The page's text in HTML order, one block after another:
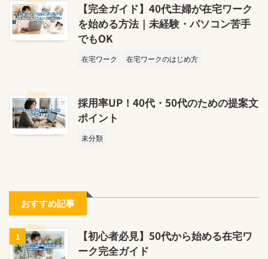
【完全ガイド】40代主婦が在宅ワーク
を始める方法｜未経験・パソコン苦手
でもOK
在宅ワーク 在宅ワークのはじめ方
採用率UP！40代・50代のための提案文
ポイント
未分類
おすすめ記事
1
【初心者必見】50代から始める在宅ワ
ーク完全ガイド